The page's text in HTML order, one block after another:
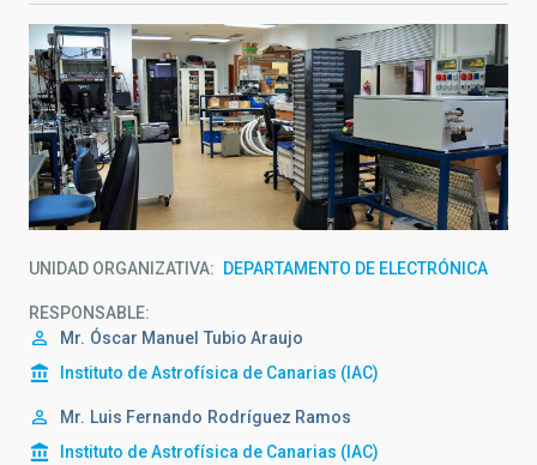
navegación
UNIDAD ORGANIZATIVA DEPARTAMENTO DE ELECTRÓNICA
RESPONSABLE
Mr. Óscar Manuel Tubio Araujo
Instituto de Astrofísica de Canarias (IAC)
Mr. Luis Fernando Rodríguez Ramos
Instituto de Astrofísica de Canarias (IAC)